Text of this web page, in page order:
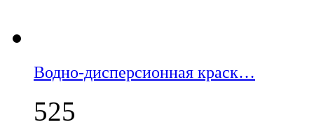
Водно-дисперсионная краск…
525